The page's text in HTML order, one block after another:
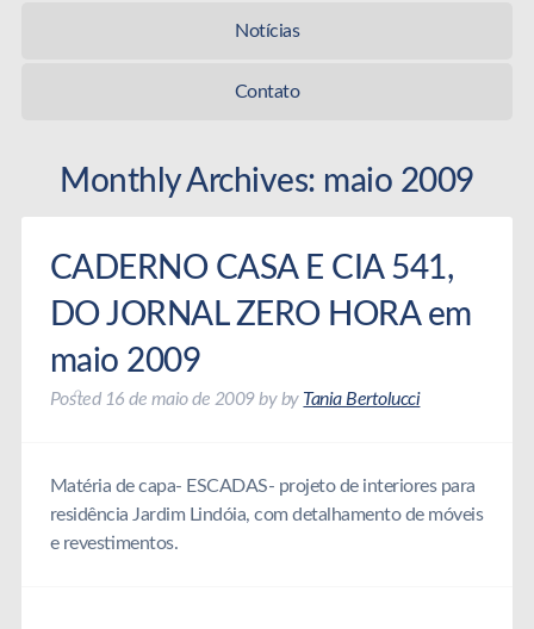
Notícias
Contato
Monthly Archives: maio 2009
CADERNO CASA E CIA 541,
DO JORNAL ZERO HORA em
maio 2009
Posted 16 de maio de 2009byby Tania Bertolucci
Matéria de capa- ESCADAS- projeto de interiores para
residência Jardim Lindóia, com detalhamento de móveis
e revestimentos.